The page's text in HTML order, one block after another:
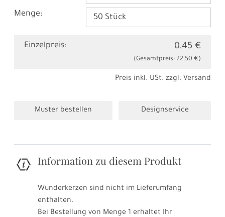
Menge:
Einzelpreis: 0,45 €
(Gesamtpreis: 22,50 €)
Preis inkl. USt. zzgl. Versand
Muster bestellen Designservice
Information zu diesem Produkt
Wunderkerzen sind nicht im Lieferumfang
enthalten.
Bei Bestellung von Menge 1 erhaltet Ihr